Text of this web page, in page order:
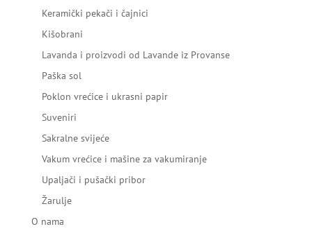
Keramički pekači i čajnici
Kišobrani
Lavanda i proizvodi od Lavande iz Provanse
Paška sol
Poklon vrećice i ukrasni papir
Suveniri
Sakralne svijeće
Vakum vrećice i mašine za vakumiranje
Upaljači i pušački pribor
Žarulje
O nama